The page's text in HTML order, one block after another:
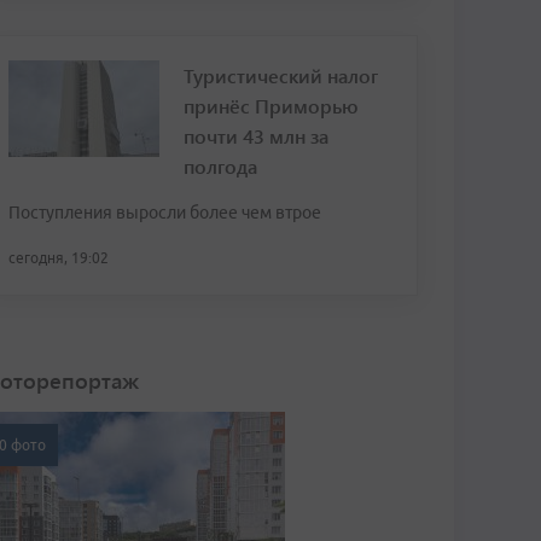
Туристический налог
принёс Приморью
почти 43 млн за
полгода
Поступления выросли более чем втрое
сегодня, 19:02
фото